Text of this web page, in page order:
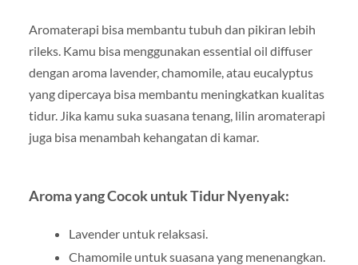
Aromaterapi bisa membantu tubuh dan pikiran lebih
rileks. Kamu bisa menggunakan essential oil diffuser
dengan aroma lavender, chamomile, atau eucalyptus
yang dipercaya bisa membantu meningkatkan kualitas
tidur. Jika kamu suka suasana tenang, lilin aromaterapi
juga bisa menambah kehangatan di kamar.
Aroma yang Cocok untuk Tidur Nyenyak:
Lavender untuk relaksasi.
Chamomile untuk suasana yang menenangkan.